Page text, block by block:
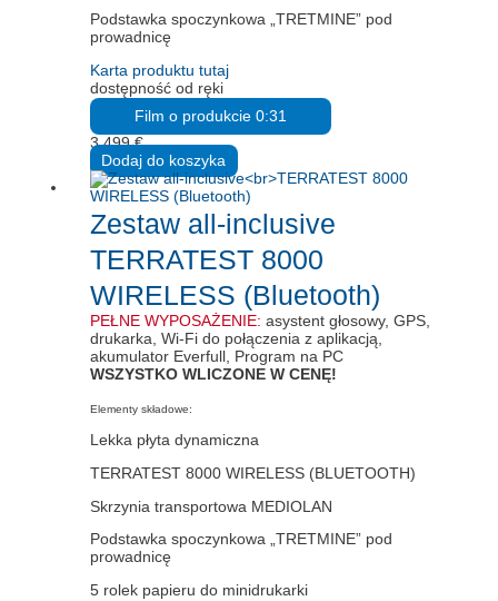
Podstawka spoczynkowa „TRETMINE” pod
prowadnicę
Karta produktu tutaj
dostępność od ręki
Film o produkcie 0:31
3.499€
Dodaj do koszyka
Zestaw all-inclusive
TERRATEST 8000
WIRELESS (Bluetooth)
PEŁNE WYPOSAŻENIE: asystent głosowy, GPS,
drukarka, Wi-Fi do połączenia z aplikacją,
akumulator Everfull, Program na PC
WSZYSTKO WLICZONE W CENĘ!
Elementy składowe:
Lekka płyta dynamiczna
TERRATEST 8000 WIRELESS (BLUETOOTH)
Skrzynia transportowa MEDIOLAN
Podstawka spoczynkowa „TRETMINE” pod
prowadnicę
5 rolek papieru do minidrukarki